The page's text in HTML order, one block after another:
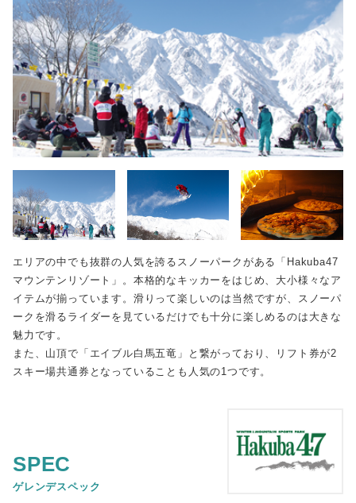
エリアの中でも抜群の人気を誇るスノーパークがある「Hakuba47
マウンテンリゾート」。本格的なキッカーをはじめ、大小様々なア
イテムが揃っています。滑りって楽しいのは当然ですが、スノーパ
ークを滑るライダーを見ているだけでも十分に楽しめるのは大きな
魅力です。
また、山頂で「エイブル白馬五竜」と繋がっており、リフト券が2
スキー場共通券となっていることも人気の1つです。
SPEC
ゲレンデスペック